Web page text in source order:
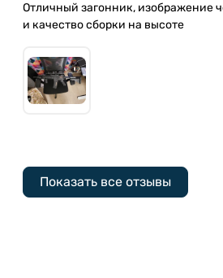
Отличный загонник, изображение
и качество сборки на высоте
Показать все отзывы